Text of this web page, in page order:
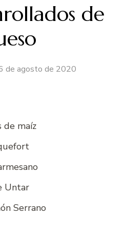
de
de agosto de 2020
maíz
Untar
Serrano